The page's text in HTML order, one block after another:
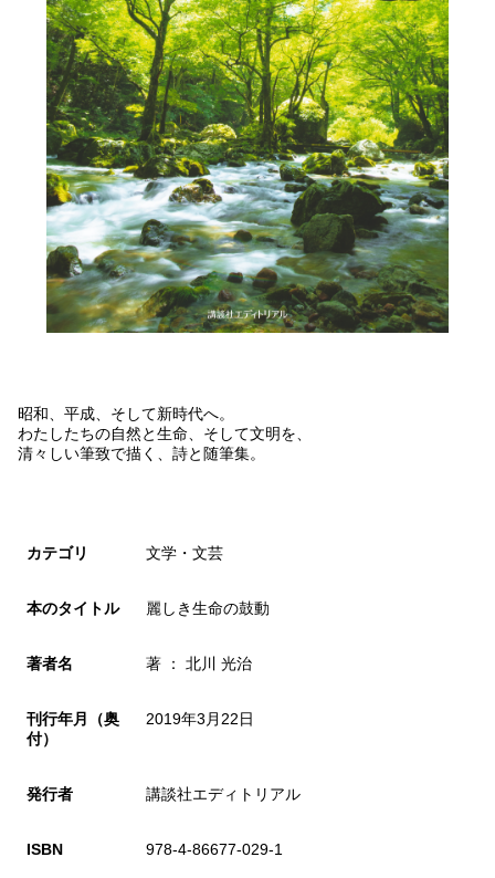
昭和、平成、そして新時代へ。
わたしたちの自然と生命、そして文明を、
清々しい筆致で描く、詩と随筆集。
カテゴリ 文学・文芸
本のタイトル 麗しき生命の鼓動
著者名 著 ： 北川 光治
刊行年月（奥
付）
2019年3月22日
発行者 講談社エディトリアル
ISBN 978-4-86677-029-1